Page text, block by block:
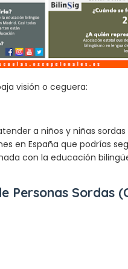
visión o ceguera:
a niños y niñas
en España que podrías
con la educación
Personas Sordas